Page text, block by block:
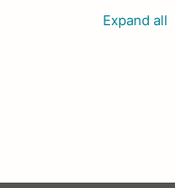
Expand all